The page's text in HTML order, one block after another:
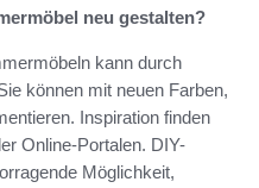
neu gestalten?
kann durch
können mit neuen Farben,
Inspiration finden
Online-Portalen. DIY-
Möglichkeit,